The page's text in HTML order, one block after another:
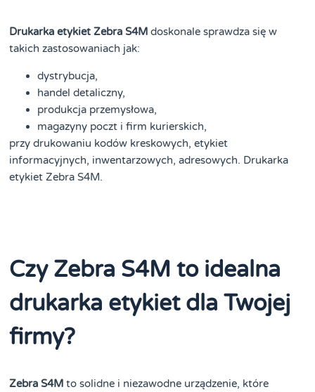
Drukarka etykiet Zebra S4Mdoskonale sprawdza się w
takich zastosowaniach jak:
dystrybucja,
handel detaliczny,
produkcja przemysłowa,
magazyny poczt i firm kurierskich,
przy drukowaniu kodów kreskowych, etykiet
informacyjnych, inwentarzowych, adresowych. Drukarka
etykiet Zebra S4M.
Czy Zebra S4M to idealna
drukarka etykiet dla Twojej
firmy?
Zebra S4M to solidne i niezawodne urządzenie, które